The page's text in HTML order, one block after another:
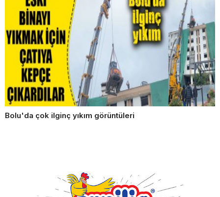
Bolu'da çok ilginç yıkım görüntüleri